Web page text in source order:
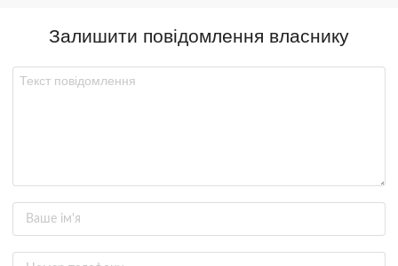
Залишити повідомлення власнику